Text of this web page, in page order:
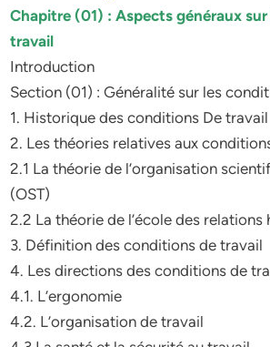
Chapitre (01) : Aspects généraux
travail
Introduction
Section (01) : Généralité sur les
1. Historique des conditions De travail
2. Les théories relatives aux
2.1 La théorie de l’organisation
(OST)
2.2 La théorie de l’école des relations
3. Définition des conditions de travail
4. Les directions des conditions de
4.1. L’ergonomie
4.2. L’organisation de travail